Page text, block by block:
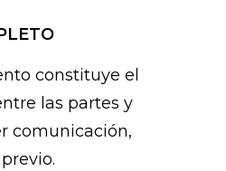
constituye el
las partes y
comunicación,